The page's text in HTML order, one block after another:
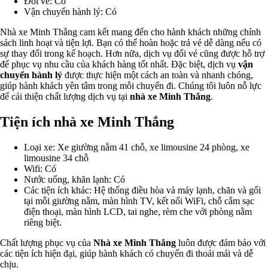
Vận chuyển hành lý: Có
Nhà xe Minh Thắng cam kết mang đến cho hành khách những chính
sách linh hoạt và tiện lợi. Bạn có thể hoàn hoặc trả vé dễ dàng nếu có
sự thay đổi trong kế hoạch. Hơn nữa, dịch vụ đổi vé cũng được hỗ trợ
để phục vụ nhu cầu của khách hàng tốt nhất. Đặc biệt, dịch vụ vận
chuyển hành lý được thực hiện một cách an toàn và nhanh chóng,
giúp hành khách yên tâm trong mỗi chuyến đi. Chúng tôi luôn nỗ lực
để cải thiện chất lượng dịch vụ tại nhà xe Minh Thắng.
Tiện ích nhà xe Minh Thắng
Loại xe: Xe giường nằm 41 chỗ, xe limousine 24 phòng, xe
limousine 34 chỗ
Wifi: Có
Nước uống, khăn lạnh: Có
Các tiện ích khác: Hệ thống điều hòa và máy lạnh, chăn và gối
tại mỗi giường nằm, màn hình TV, kết nối WiFi, chỗ cắm sạc
điện thoại, màn hình LCD, tai nghe, rèm che với phòng nằm
riêng biệt.
Chất lượng phục vụ của Nhà xe Minh Thắng luôn được đảm bảo với
các tiện ích hiện đại, giúp hành khách có chuyến đi thoải mái và dễ
chịu.